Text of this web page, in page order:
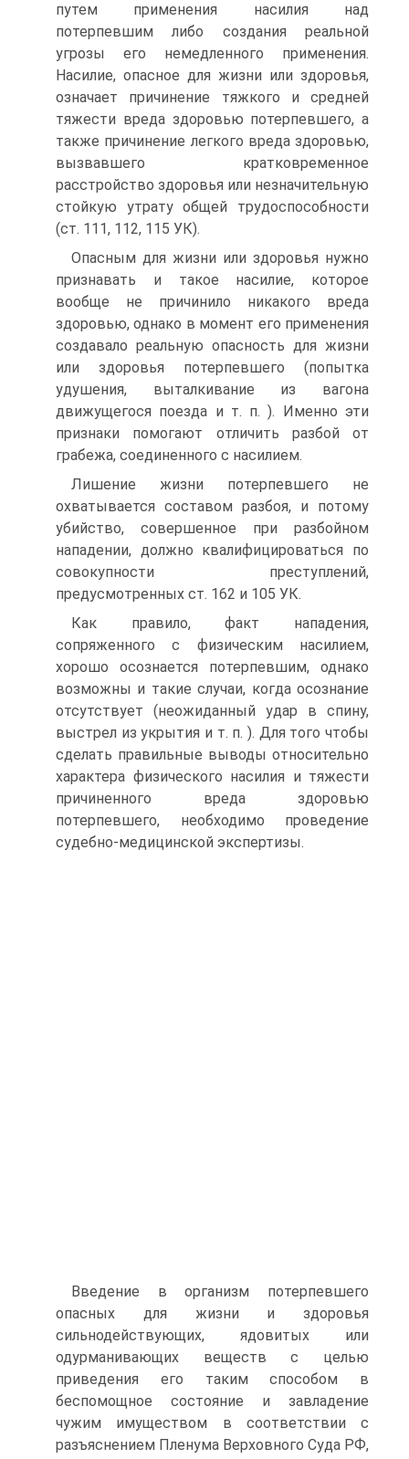
путем применения насилия над
потерпевшим либо создания реальной
угрозы его немедленного применения.
Насилие, опасное для жизни или здоровья,
означает причинение тяжкого и средней
тяжести вреда здоровью потерпевшего, а
также причинение легкого вреда здоровью,
вызвавшего кратковременное
расстройство здоровья или незначительную
стойкую утрату общей трудоспособности
(ст. 111, 112, 115 УК).
Опасным для жизни или здоровья нужно
признавать и такое насилие, которое
вообще не причинило никакого вреда
здоровью, однако в момент его применения
создавало реальную опасность для жизни
или здоровья потерпевшего (попытка
удушения, выталкивание из вагона
движущегося поезда и т. п. ). Именно эти
признаки помогают отличить разбой от
грабежа, соединенного с насилием.
Лишение жизни потерпевшего не
охватывается составом разбоя, и потому
убийство, совершенное при разбойном
нападении, должно квалифицироваться по
совокупности преступлений,
предусмотренных ст. 162 и 105 УК.
Как правило, факт нападения,
сопряженного с физическим насилием,
хорошо осознается потерпевшим, однако
возможны и такие случаи, когда осознание
отсутствует (неожиданный удар в спину,
выстрел из укрытия и т. п. ). Для того чтобы
сделать правильные выводы относительно
характера физического насилия и тяжести
причиненного вреда здоровью
потерпевшего, необходимо проведение
судебно-медицинской экспертизы.
Введение в организм потерпевшего
опасных для жизни и здоровья
сильнодействующих, ядовитых или
одурманивающих веществ с целью
приведения его таким способом в
беспомощное состояние и завладение
чужим имуществом в соответствии с
разъяснением Пленума Верховного Суда РФ,